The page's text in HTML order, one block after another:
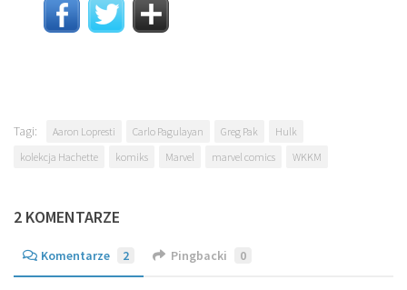
Tagi: Aaron Lopresti Carlo Pagulayan Greg Pak
Hulk
kolekcja Hachette
komiks Marvel marvel comics WKKM
2 KOMENTARZE
Komentarze 2 Pingbacki 0